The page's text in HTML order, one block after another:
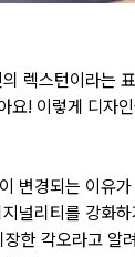
렉스턴이라는
요! 이렇게 디자
변경되는 이유
널리티를 강화
한 각오라고 알